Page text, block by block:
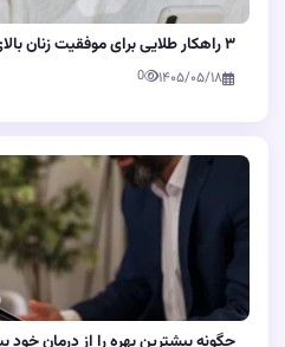
۳ راهکار طلایی برای موفقیت زنان بالای ۵۰ سال در دوستیابی آنلاین
۱۴۰۵/۰۵/۱۸ 0
چگونه بیشترین بهره را از درمان خود